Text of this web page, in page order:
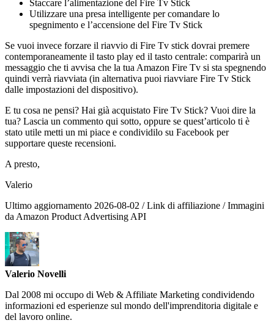
Staccare l’alimentazione del Fire Tv Stick
Utilizzare una presa intelligente per comandare lo
spegnimento e l’accensione del Fire Tv Stick
Se vuoi invece forzare il riavvio di Fire Tv stick dovrai premere
contemporaneamente il tasto play ed il tasto centrale: comparirà un
messaggio che ti avvisa che la tua Amazon Fire Tv si sta spegnendo
quindi verrà riavviata (in alternativa puoi riavviare Fire Tv Stick
dalle impostazioni del dispositivo).
E tu cosa ne pensi? Hai già acquistato Fire Tv Stick? Vuoi dire la
tua? Lascia un commento qui sotto, oppure se quest’articolo ti è
stato utile metti un mi piace e condividilo su Facebook per
supportare queste recensioni.
A presto,
Valerio
Ultimo aggiornamento 2026-08-02 / Link di affiliazione / Immagini
da Amazon Product Advertising API
Valerio Novelli
Dal 2008 mi occupo di Web & Affiliate Marketing condividendo
informazioni ed esperienze sul mondo dell'imprenditoria digitale e
del lavoro online.